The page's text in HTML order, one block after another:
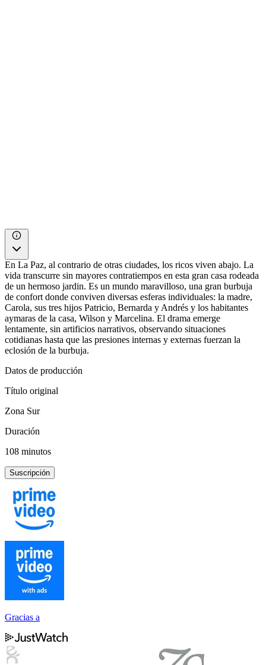
En La Paz, al contrario de otras ciudades, los ricos viven abajo. La
vida transcurre sin mayores contratiempos en esta gran casa rodeada
de un hermoso jardin. Es un mundo maravilloso, una gran burbuja
de confort donde conviven diversas esferas individuales: la madre,
Carola, sus tres hijos Patricio, Bernarda y Andrés y los habitantes
aymaras de la casa, Wilson y Marcelina. El drama emerge
lentamente, sin artificios narrativos, observando situaciones
cotidianas hasta que las presiones internas y externas fuerzan la
eclosión de la burbuja.
Datos de producción
Título original
Zona Sur
Duración
108 minutos
Suscripción
Gracias a